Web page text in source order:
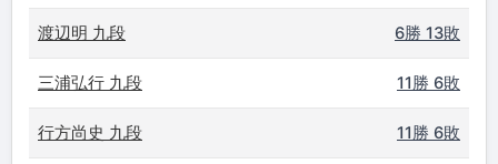
渡辺明 九段 6勝 13敗
三浦弘行 九段 11勝 6敗
行方尚史 九段 11勝 6敗